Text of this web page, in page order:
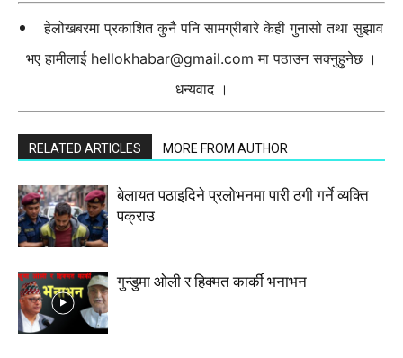
हेलोखबरमा प्रकाशित कुनै पनि सामग्रीबारे केही गुनासो तथा सुझाव
भए हामीलाई hellokhabar@gmail.com मा पठाउन सक्नुहुनेछ ।
धन्यवाद ।
RELATED ARTICLES MORE FROM AUTHOR
बेलायत पठाइदिने प्रलाेभनमा पारी ठगी गर्ने व्यक्ति
पक्राउ
गुन्डुमा ओली र हिक्मत कार्की भनाभन